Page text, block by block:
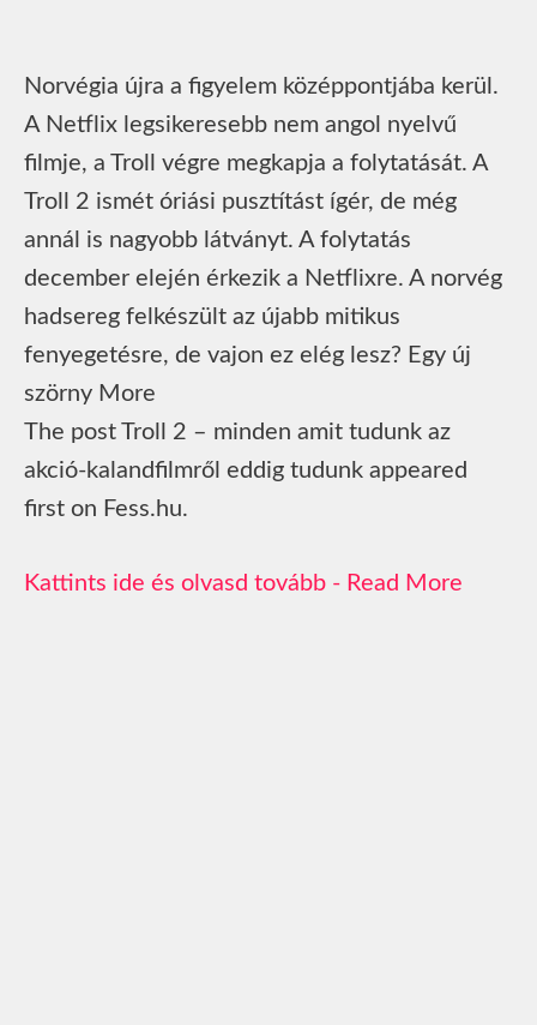
Norvégia újra a figyelem középpontjába kerül.
A Netflix legsikeresebb nem angol nyelvű
filmje, a Troll végre megkapja a folytatását. A
Troll 2 ismét óriási pusztítást ígér, de még
annál is nagyobb látványt. A folytatás
december elején érkezik a Netflixre. A norvég
hadsereg felkészült az újabb mitikus
fenyegetésre, de vajon ez elég lesz? Egy új
szörny More
The post Troll 2 – minden amit tudunk az
akció-kalandfilmről eddig tudunk appeared
first on Fess.hu.
Read More